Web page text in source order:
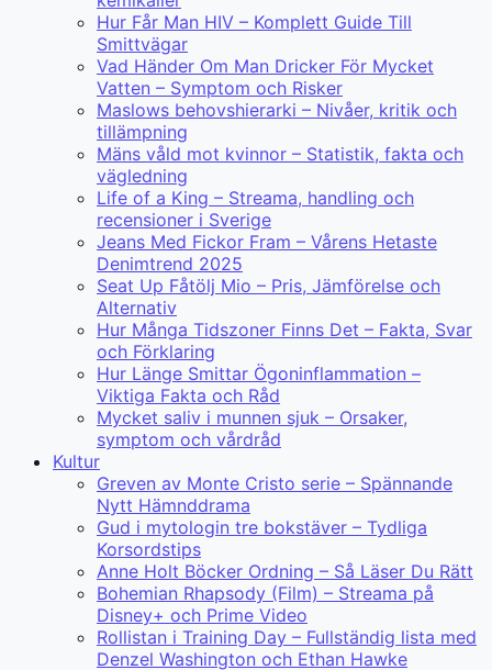
Hur Får Man HIV – Komplett Guide Till
Smittvägar
Vad Händer Om Man Dricker För Mycket
Vatten – Symptom och Risker
Maslows behovshierarki – Nivåer, kritik och
tillämpning
Mäns våld mot kvinnor – Statistik, fakta och
vägledning
Life of a King – Streama, handling och
recensioner i Sverige
Jeans Med Fickor Fram – Vårens Hetaste
Denimtrend 2025
Seat Up Fåtölj Mio – Pris, Jämförelse och
Alternativ
Hur Många Tidszoner Finns Det – Fakta, Svar
och Förklaring
Hur Länge Smittar Ögoninflammation –
Viktiga Fakta och Råd
Mycket saliv i munnen sjuk – Orsaker,
symptom och vårdråd
Kultur
Greven av Monte Cristo serie – Spännande
Nytt Hämnddrama
Gud i mytologin tre bokstäver – Tydliga
Korsordstips
Anne Holt Böcker Ordning – Så Läser Du Rätt
Bohemian Rhapsody (Film) – Streama på
Disney+ och Prime Video
Rollistan i Training Day – Fullständig lista med
Denzel Washington och Ethan Hawke